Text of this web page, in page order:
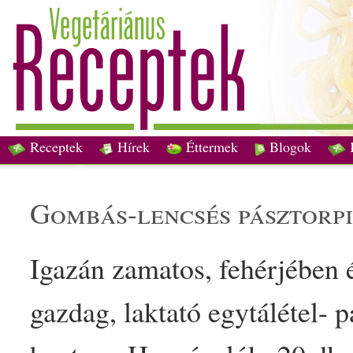
Receptek Hírek Éttermek Blogok
gombás-lencsés pásztor
Igazán zamatos, fehérjében
gazdag, laktató egytálétel-